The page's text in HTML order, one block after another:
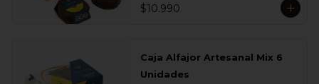
compartir con quienes más queremos.
$10.990
Caja Alfajor Artesanal Mix 6
Unidades